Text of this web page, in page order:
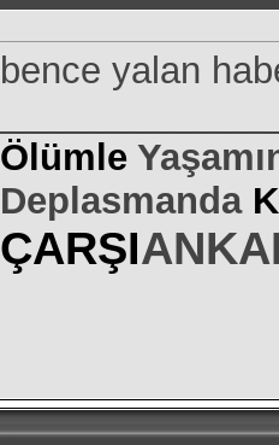
bence yalan
Ölümle
Deplasmanda
ÇARŞI